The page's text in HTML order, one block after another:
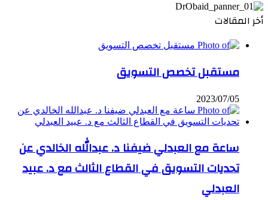
أخر المقالات
مستقبل تخصص التسويق
2023/07/05
ساعة مع العبدلي ضيفنا د. عبدالله الخالدي عن
تحديات التسويق في القطاع الثالث مع د. عبيد
العبدلي